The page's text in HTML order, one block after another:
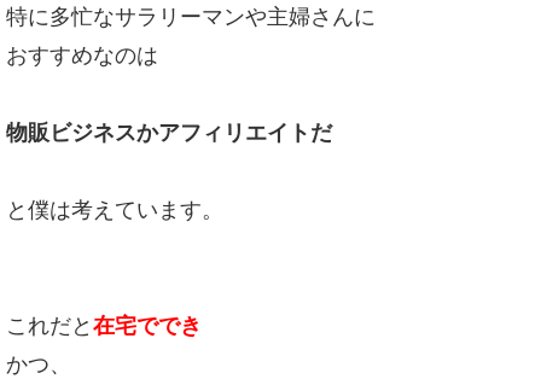
特に多忙なサラリーマンや主婦さんに
おすすめなのは
物販ビジネスかアフィリエイトだ
と僕は考えています。
これだと在宅ででき
かつ、